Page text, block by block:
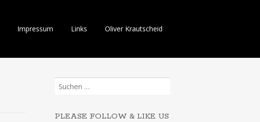
Impressum Links Oliver Krautscheid
Suchen
nach:
PLEASE FOLLOW & LIKE US